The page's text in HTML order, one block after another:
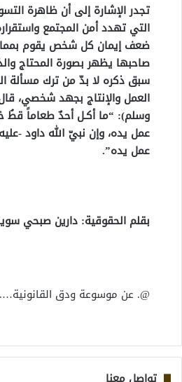
تجدر الإشارة إلى أن ظاهرة
التي تهدد أمن المجتمع
ضعف إيمان كل شخص يقوم
صاحبها يظهر بصورة المحتاج
سبق ذكره لا بدّ من ترك مسألة
العمل والإنتاج بجهد شخصي،
وسلم): “ما أكـل أحدٌ طعاماً قطُ
عمل يده، وإن نبيّ الله داود -
عمل يده”.
بقلم الحقوقية: دارين صبحي
@. عن موسوعة ودق القانونية….